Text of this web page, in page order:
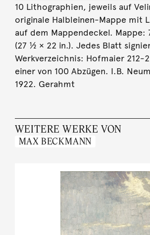
10 Lithographien, jeweils auf
originale Halbleinen-Mappe mit
auf dem Mappendeckel. Mappe:
(27 ½ × 22 in.). Jedes Blatt
Werkverzeichnis: Hofmaier 212-
einer von 100 Abzügen. I.B.
1922. Gerahmt
WEITERE WERKE VON
MAX BECKMANN